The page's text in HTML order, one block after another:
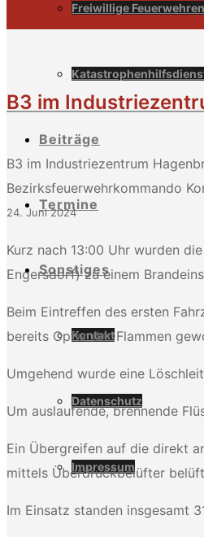
Freiwillige Feuerwehren
Beiträge
Termine
Sonstiges
Kontakt
Datenschutz
Impressum
B3 im
B3 im Industriezentrum
Bezirksfeuerwehrkommando
24. Juni 2024
Kurz nach 13:00 Uhr wurden
Engersdorf) zu einem
Beim Eintreffen des ersten
bereits Opfer der Flammen
Umgehend wurde eine
Um auslaufende, brennende
Ein Übergreifen auf die direkt
mittels Überdruckbelüfter
Im Einsatz standen insgesamt